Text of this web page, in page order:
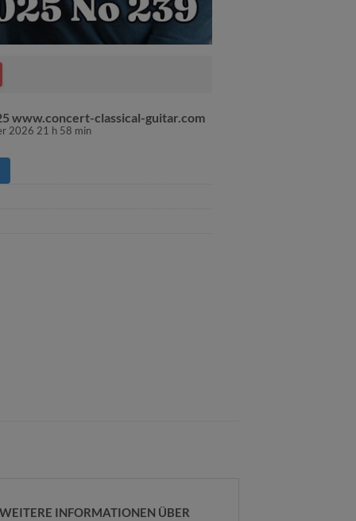
www.concert-classical-guitar.com
2026 21 h 58 min
INFORMATIONEN ÜBER